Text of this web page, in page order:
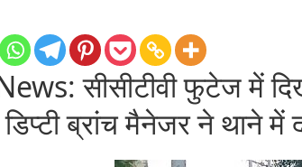
सीसीटीवी फुटेज में दिख
डिप्टी ब्रांच मैनेजर ने थाने